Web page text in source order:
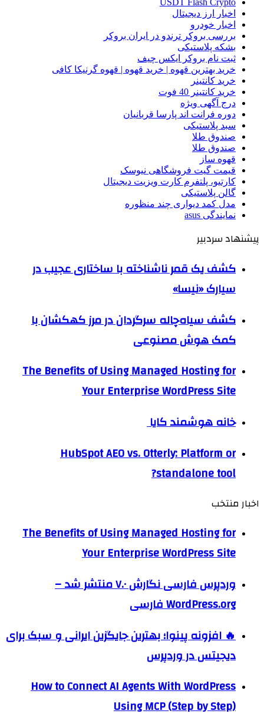
USDT Flash Crypto
اخبار ارز دیجیتال
اخبار خودرو
بررسی بروکر ترندو در ایران بروکر
بشکه پلاستیکی
ثبت نام بروکر ایکس چیف
خرید بهترین قهوه | خرید قهوه | قهوه گرنیکا کافی
خرید کانتینر
خرید کانتینر 40 فوت
درج آگهی ویژه
دوره فرانت اند پارسا قربانیان
سبد پلاستیکی
صندوق طلا
صندوق طلا
قهوه ساز
قیمت گیت فروشگاهی نیوسک
کارتیو، پلتفرم کارت ویزیت دیجیتال
گالن پلاستیکی
مدل کمد دیواری چند منظوره
نمایندگی asus
پیشنهاد سردبیر
کشف یک قمر ناشناخته با ساختاری عجیب در
سیارک «نیسا»
کشف سیاه‌چاله سرگردان در مرز کهکشان با
کمک هوش مصنوعی
The Benefits of Using Managed Hosting for
Your Enterprise WordPress Site
خانه هوشمند کایا
HubSpot AEO vs. Otterly: Platform or
standalone tool?
اخبار منتخب
The Benefits of Using Managed Hosting for
Your Enterprise WordPress Site
وردپرس فارسی نگارش ۷.۰ منتشر شد –
WordPress.org فارسی
🔥 افزونه پینوا؛ بهترین جایگزین ایرانی و سبک برای
دیجیتس در وردپرس
How to Connect AI Agents With WordPress
Using MCP (Step by Step)